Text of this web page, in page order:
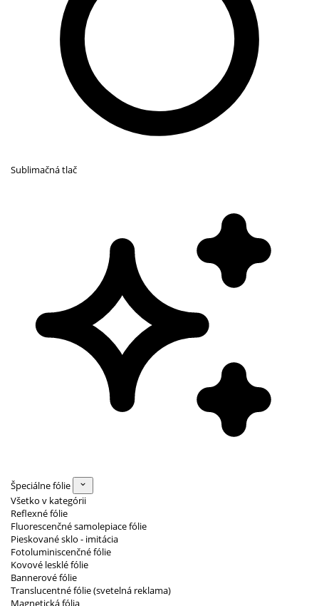
Sublimačná tlač
Špeciálne fólie
Všetko v kategórii
Reflexné fólie
Fluorescenčné samolepiace fólie
Pieskované sklo - imitácia
Fotoluminiscenčné fólie
Kovové lesklé fólie
Bannerové fólie
Translucentné fólie (svetelná reklama)